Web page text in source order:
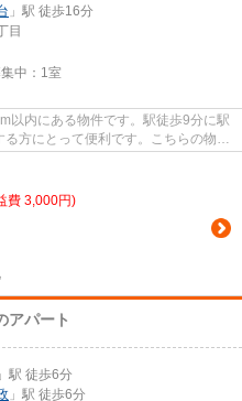
」駅 徒歩16分
目
中： 1室
以内にある物件です。駅徒歩9分に駅
方にとって便利です。こちらの物件
費 3,000円)
アパート
」駅 徒歩6分
」駅 徒歩6分